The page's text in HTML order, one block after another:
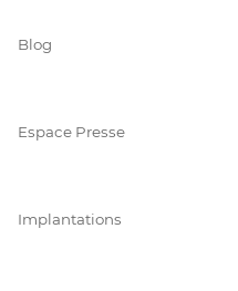
Blog
Espace Presse
Implantations